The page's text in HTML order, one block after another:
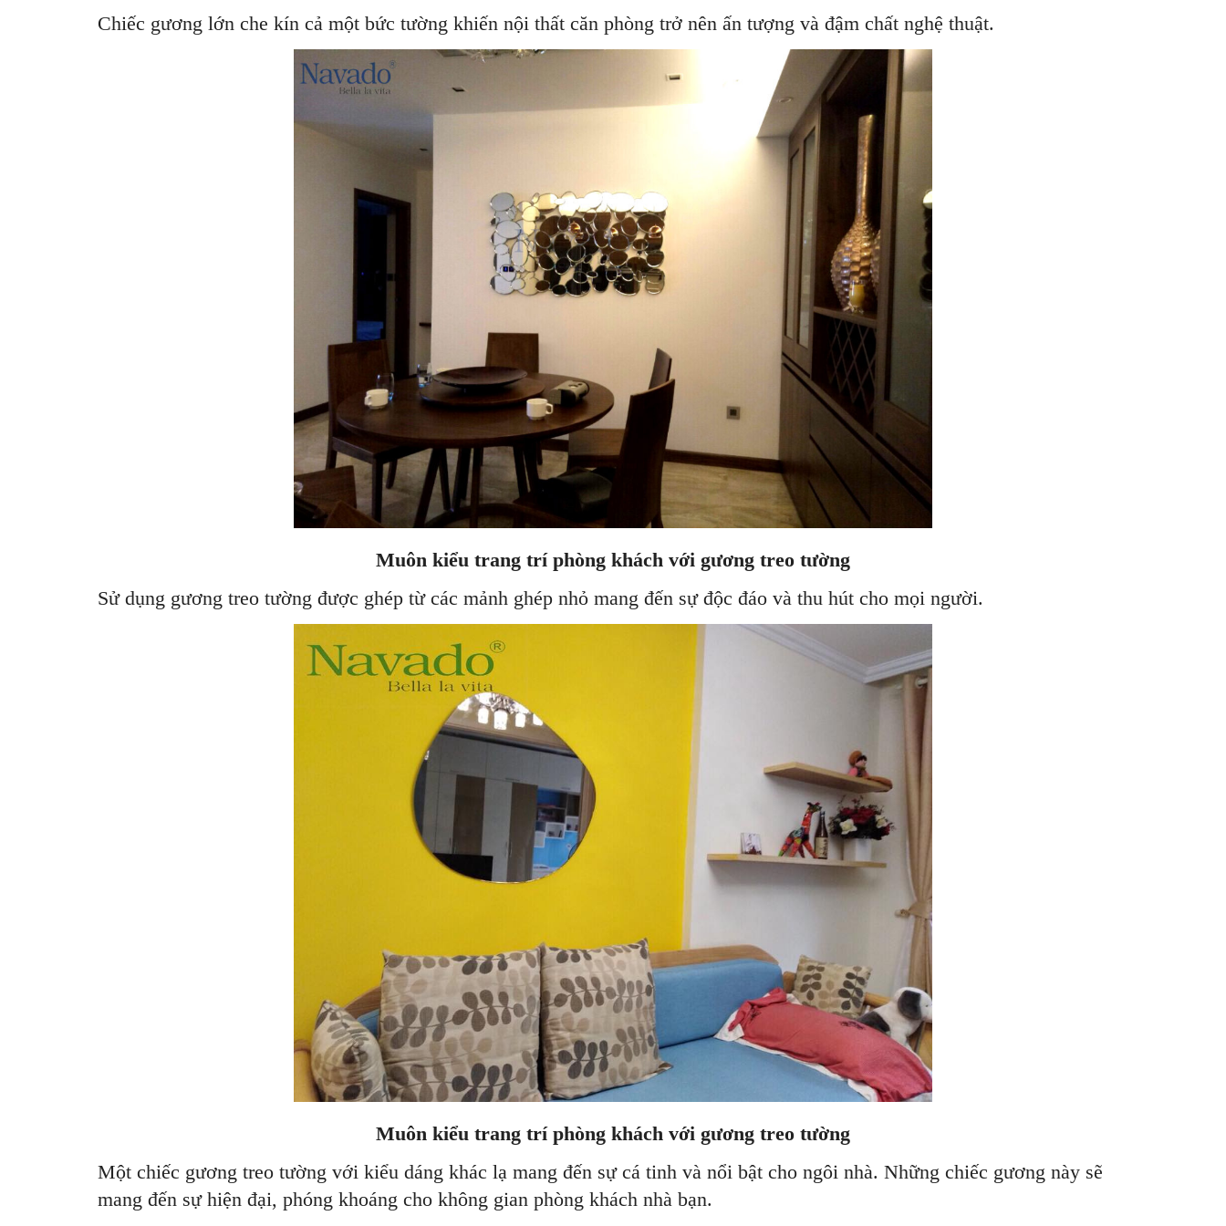
Chiếc gương lớn che kín cả một bức tường khiến nội thất căn phòng trở nên ấn tượng và đậm chất nghệ thuật.
Muôn kiểu trang trí phòng khách với gương treo tường
Sử dụng gương treo tường được ghép từ các mảnh ghép nhỏ mang đến sự độc đáo và thu hút cho mọi người.
Muôn kiểu trang trí phòng khách với gương treo tường
Một chiếc gương treo tường với kiểu dáng khác lạ mang đến sự cá tinh và nổi bật cho ngôi nhà. Những chiếc gương này sẽ
mang đến sự hiện đại, phóng khoáng cho không gian phòng khách nhà bạn.